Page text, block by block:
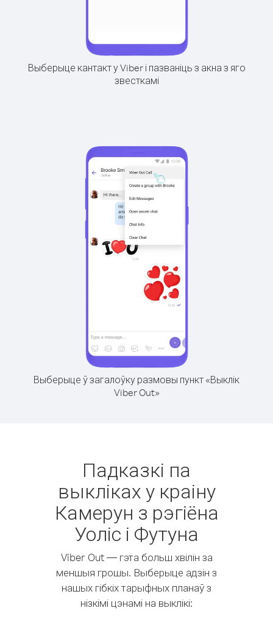
Выберыце кантакт у Viber і пазваніць з акна з яго
звесткамі
Выберыце ў загалоўку размовы пункт «Выклік
Viber Out»
Падказкі па
выкліках у краіну
Камерун з рэгіёна
Уоліс і Футуна
Viber Out — гэта больш хвілін за
меншыя грошы. Выберыце адзін з
нашых гібкіх тарыфных планаў з
нізкімі цэнамі на выклікі: